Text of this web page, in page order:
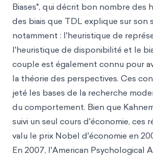
Biases", qui décrit bon nombre des
des biais que TDL explique sur son
notamment : l'heuristique de
l'heuristique de disponibilité et le
couple est également connu pour
la théorie des perspectives. Ces
jeté les bases de la recherche
du comportement. Bien que
suivi un seul cours d'économie, ces
valu le prix Nobel d'économie en
En 2007, l'American Psychological